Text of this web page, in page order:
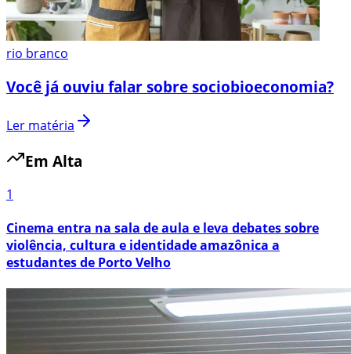
rio branco
Você já ouviu falar sobre sociobioeconomia?
Ler matéria
Em Alta
1
Cinema entra na sala de aula e leva debates sobre
violência, cultura e identidade amazônica a
estudantes de Porto Velho